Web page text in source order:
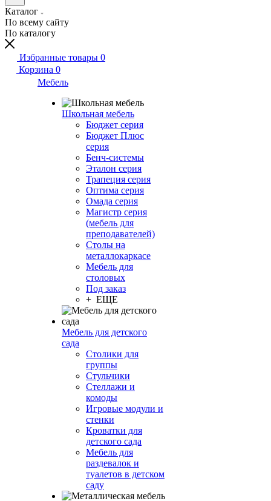
Каталог
По всему сайту
По каталогу
Избранные товары 0
Корзина 0
Мебель
Школьная мебель
Бюджет серия
Бюджет Плюс
серия
Бенч-системы
Эталон серия
Трапеция серия
Оптима серия
Омада серия
Магистр серия
(мебель для
преподавателей)
Столы на
металлокаркасе
Мебель для
столовых
Под заказ
+ ЕЩЕ
Мебель для детского
сада
Столики для
группы
Стульчики
Стеллажи и
комоды
Игровые модули и
стенки
Кроватки для
детского сада
Мебель для
раздевалок и
туалетов в детском
саду